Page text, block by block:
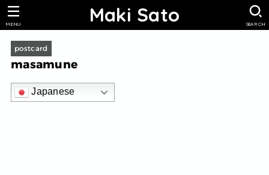
Maki Sato SEARCH
MENU
postcard
masamune
Japanese